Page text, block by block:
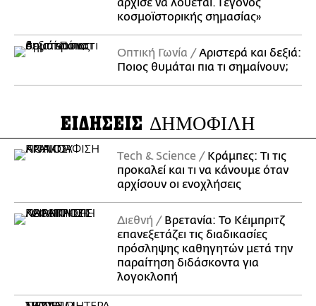
άρχισε να λούεται. Γεγονός
κοσμοϊστορικής σημασίας»
Οπτική Γωνία
Αριστερά και δεξιά:
Ποιος θυμάται πια τι σημαίνουν;
ΕΙΔΗΣΕΙΣ ΔΗΜΟΦΙΛΗ
Τech & Science
Κράμπες: Τι τις
προκαλεί και τι να κάνουμε όταν
αρχίσουν οι ενοχλήσεις
Διεθνή
Βρετανία: Το Κέιμπριτζ
επανεξετάζει τις διαδικασίες
πρόσληψης καθηγητών μετά την
παραίτηση διδάσκοντα για
λογοκλοπή